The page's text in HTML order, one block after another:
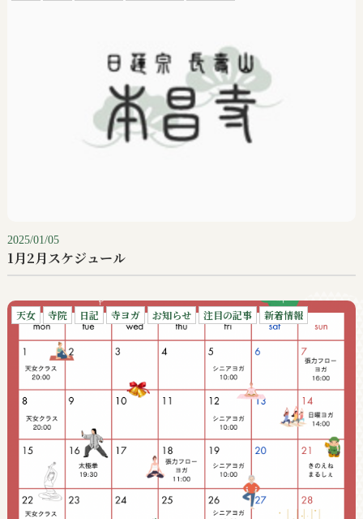
2025/01/05
1月2月スケジュール
天女 寺院 日記 寺ヨガ お知らせ 注目の記事 新着情報